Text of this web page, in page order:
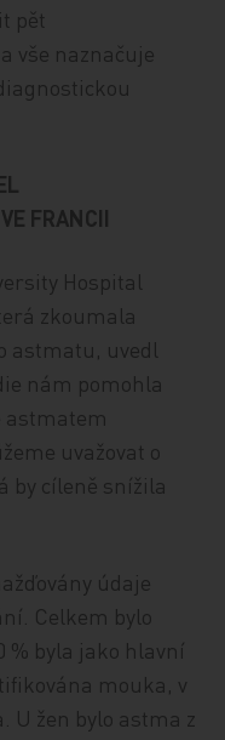
pět
vše naznačuje
FRANCII
Hospital
zkoumala
astmatu, uvedl
nám pomohla
astmatem
uvažovat o
by cíleně snížila
údaje
Celkem bylo
% byla jako hlavní
mouka, v
U žen bylo astma z